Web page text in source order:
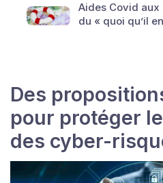
Aides Covid
du « quoi qu’il
Des
pour protéger
des cyber-